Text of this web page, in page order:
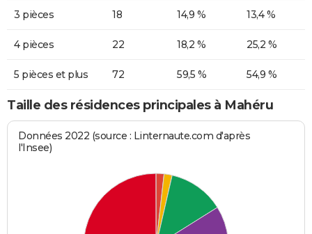
3 pièces 18 14,9 % 13,4 %
4 pièces 22 18,2 % 25,2 %
5 pièces et plus 72 59,5 % 54,9 %
Taille des résidences principales à Mahéru
Données 2022 (source : Linternaute.com d'après
l'Insee)